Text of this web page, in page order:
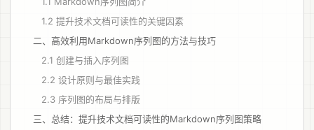
1.2 提升技术文档可读性的关键因素
二、高效利用Markdown序列图的方法与技巧
2.1 创建与插入序列图
2.2 设计原则与最佳实践
2.3 序列图的布局与排版
三、总结：提升技术文档可读性的Markdown序列图策略